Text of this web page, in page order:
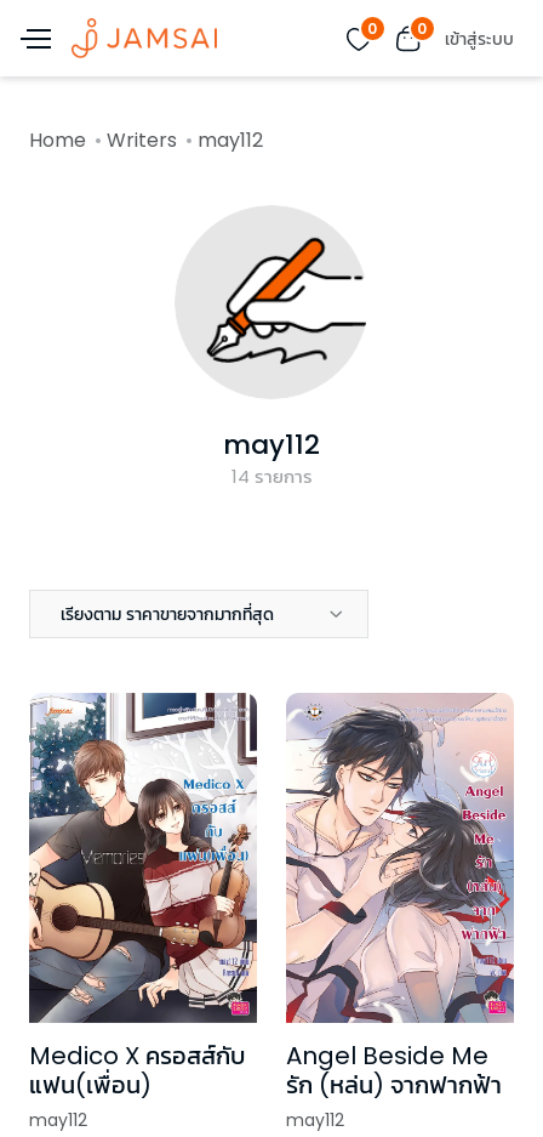
0 0 เข้าสู่ระบบ
Home Writers may112
may112
14 รายการ
เรียงตาม ราคาขายจากมากที่สุด
Medico X ครอสส์กับ
แฟน(เพื่อน)
may112
Angel Beside Me
รัก (หล่น) จากฟากฟ้า
may112